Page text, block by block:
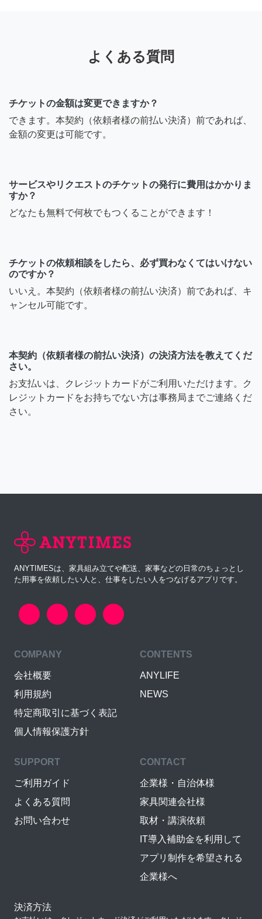
よくある質問
チケットの金額は変更できますか？
できます。本契約（依頼者様の前払い決済）前であれば、
金額の変更は可能です。
サービスやリクエストのチケットの発行に費用はかかりま
すか？
どなたも無料で何枚でもつくることができます！
チケットの依頼相談をしたら、必ず買わなくてはいけない
のですか？
いいえ。本契約（依頼者様の前払い決済）前であれば、キ
ャンセル可能です。
本契約（依頼者様の前払い決済）の決済方法を教えてくだ
さい。
お支払いは、クレジットカードがご利用いただけます。ク
レジットカードをお持ちでない方は事務局までご連絡くだ
さい。
ANYTIMESは、家具組み立てや配送、家事などの日常のちょっとし
た用事を依頼したい人と、仕事をしたい人をつなげるアプリです。
COMPANY
会社概要
利用規約
特定商取引に基づく表記
個人情報保護方針
CONTENTS
ANYLIFE
NEWS
SUPPORT
ご利用ガイド
よくある質問
お問い合わせ
CONTACT
企業様・自治体様
家具関連会社様
取材・講演依頼
IT導入補助金を利用して
アプリ制作を希望される
企業様へ
決済方法